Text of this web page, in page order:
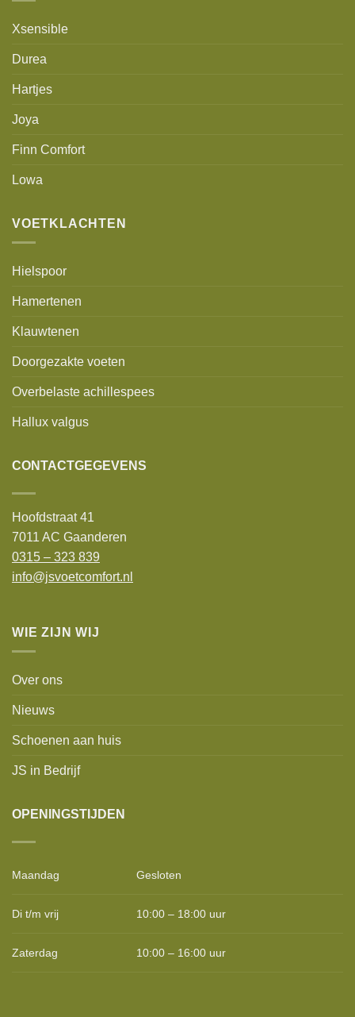
Xsensible
Durea
Hartjes
Joya
Finn Comfort
Lowa
VOETKLACHTEN
Hielspoor
Hamertenen
Klauwtenen
Doorgezakte voeten
Overbelaste achillespees
Hallux valgus
CONTACTGEGEVENS
Hoofdstraat 41
7011 AC Gaanderen
0315 – 323 839
info@jsvoetcomfort.nl
WIE ZIJN WIJ
Over ons
Nieuws
Schoenen aan huis
JS in Bedrijf
OPENINGSTIJDEN
Maandag Gesloten
Di t/m vrij 10:00 – 18:00 uur
Zaterdag 10:00 – 16:00 uur